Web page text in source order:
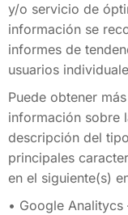
y/o servicio de
información se
informes de
usuarios
Puede obtener
información sobre
descripción del
principales
en el siguiente(s)
• Google Analitycs